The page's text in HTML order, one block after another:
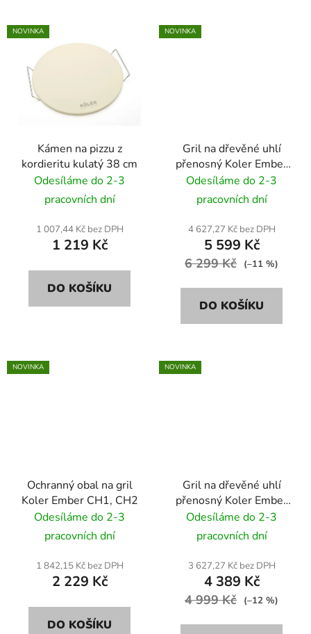
NOVINKA
Kámen na pizzu z
kordieritu kulatý 38 cm
Odesíláme do 2-3
pracovních dní
1 007,44 Kč bez DPH
1 219 Kč
DO KOŠÍKU
NOVINKA
Gril na dřevěné uhlí
přenosný Koler Ember
CH2 136cm černý
Odesíláme do 2-3
pracovních dní
4 627,27 Kč bez DPH
5 599 Kč
6 299 Kč (–11 %)
DO KOŠÍKU
NOVINKA
Ochranný obal na gril
Koler Ember CH1, CH2
Odesíláme do 2-3
pracovních dní
1 842,15 Kč bez DPH
2 229 Kč
DO KOŠÍKU
NOVINKA
Gril na dřevěné uhlí
přenosný Koler Ember
CH1 černý
Odesíláme do 2-3
pracovních dní
3 627,27 Kč bez DPH
4 389 Kč
4 999 Kč (–12 %)